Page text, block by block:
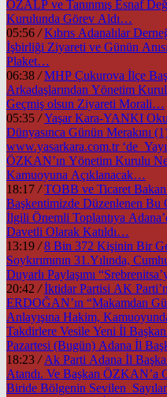
ÖZALP ve Tanınmış Esnaf
Kurulunda Görev Aldı…
05:56 / Kıbrıs Adanalılar
İşbirliği Ziyareti ve Günün
Plaket…
06:38 / MHP Çukurova İlçe
Arkadaşlarından Yönetim
Geçmiş olsun Ziyareti Morali…
05:35 / Yaşar Kara-YANKI
Dünyasınca Günün Merakını
www.yasarkara.com.tr ‘de
ÖZKAN’ın Yönetim Kurulu Ne
Kamuoyuna Açıklanacak…
18:17 / TOBB ve Ticaret
Başkentimizde Düzenlenen
İlgili Önemli Toplantıya Adana’dan Mustafa KANDEMİR’de
Davetli Olarak Katıldı…
13:19 / 8 Bin 372 Kişinin Bir
Soykırımının 31.Yılında,
Duyarlı Paylaşımı
20:42 / İktidar Partisi AK
ERDOĞAN’ın “Makamdan
Anlayışına Hakim,
Takdirlere Vesile Yeni İl
Pazartesi (Bugün) Adana İl
18:23 / Ak Parti Adana İl
Atandı. Ve Başkan ÖZKAN’a
Biride Bölgenin Sevilen